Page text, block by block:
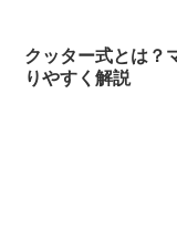
クッター式とは？
りやすく解説